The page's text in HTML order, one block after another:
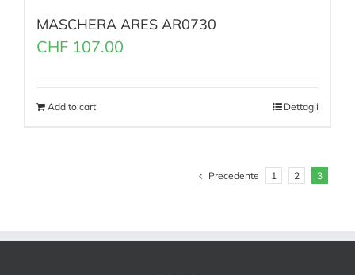
MASCHERA ARES AR0730
CHF 107.00
Add to cart Dettagli
Precedente 1 2 3